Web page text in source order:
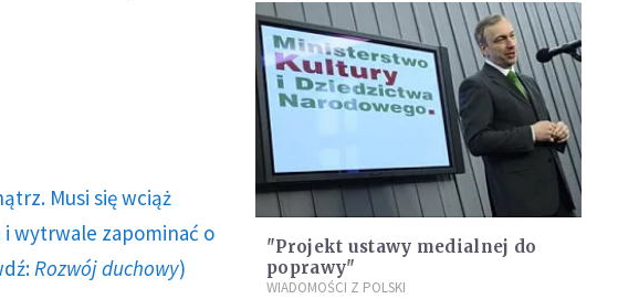
Musi się wciąż
wytrwale zapominać o
Rozwój duchowy)
"Projekt ustawy medialnej do
poprawy"
WIADOMOŚCI Z POLSKI